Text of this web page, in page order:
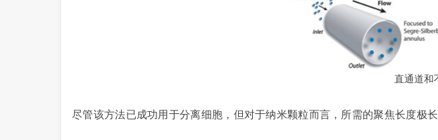
直通道和
尽管该方法已成功用于分离细胞，但对于纳米颗粒而言，所需的聚焦长度极长